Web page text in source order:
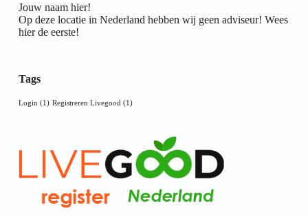
Jouw naam hier!
Op deze locatie in Nederland hebben wij geen adviseur! Wees
hier de eerste!
Tags
Login (1) Registreren Livegood (1)